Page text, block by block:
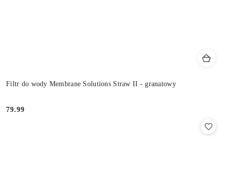
Filtr do wody Membrane Solutions Straw II - granatowy
Cena:
79.99